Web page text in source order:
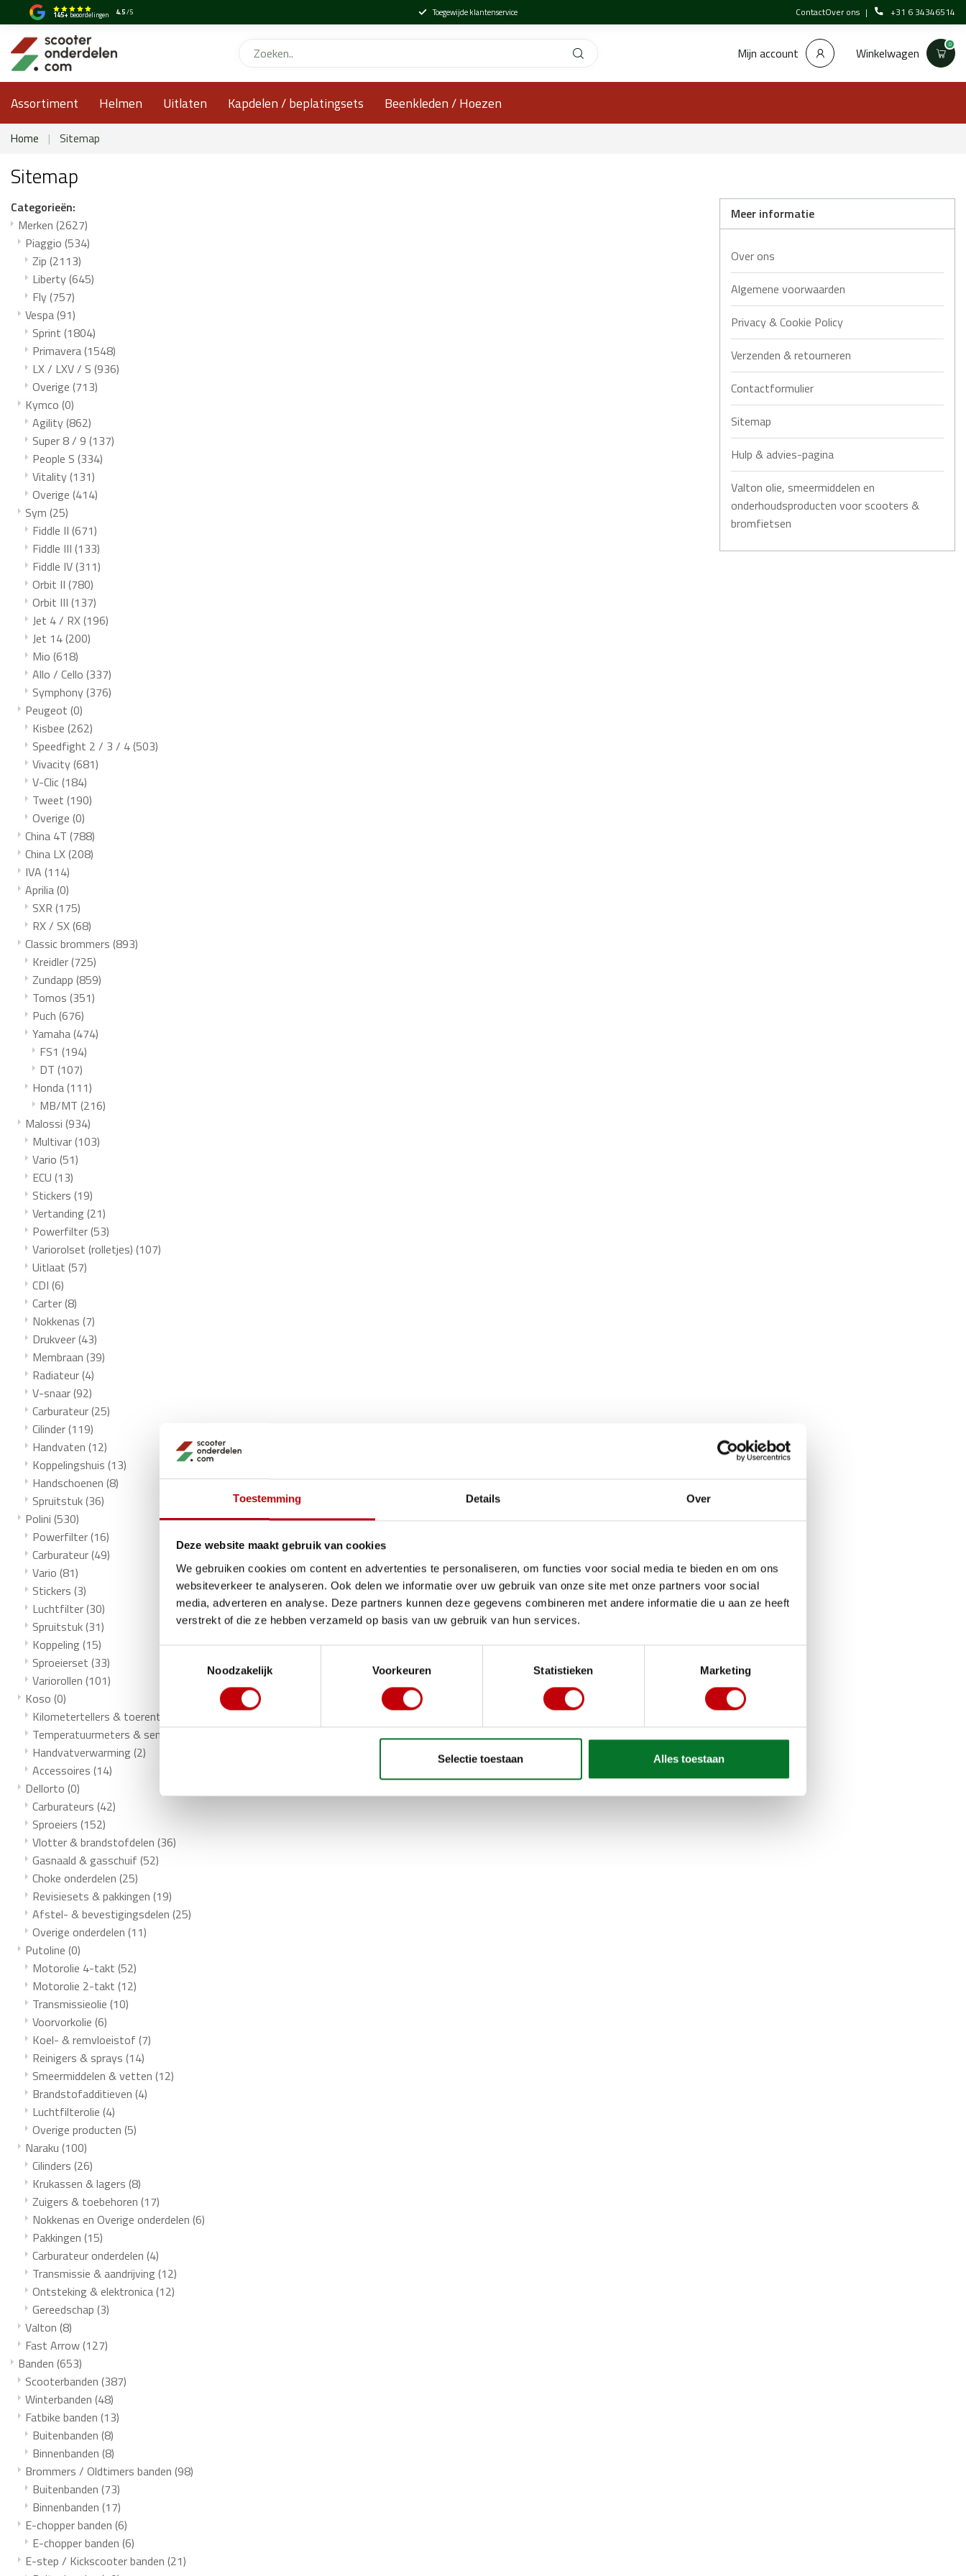
Toestemming Details Over
Deze website maakt gebruik van cookies
We gebruiken cookies om content en advertenties te personaliseren, om functies voor social media te bieden en om ons
websiteverkeer te analyseren. Ook delen we informatie over uw gebruik van onze site met onze partners voor social
media, adverteren en analyse. Deze partners kunnen deze gegevens combineren met andere informatie die u aan ze heeft
verstrekt of die ze hebben verzameld op basis van uw gebruik van hun services.
Noodzakelijk
Voorkeuren Statistieken Marketing
Selectie toestaan Alles toestaan
145+ beoordelingen 4.5/5 Toegewijde klantenservice ContactOver ons +31 6 34346514
Mijn account Winkelwagen 0
Assortiment Helmen Uitlaten Kapdelen / beplatingsets Beenkleden / Hoezen
Home | Sitemap
Sitemap
Categorieën:
Merken (2627)
Piaggio (534)
Zip (2113)
Liberty(645)
Fly(757)
Vespa(91)
Sprint (1804)
Primavera(1548)
LX / LXV / S (936)
Overige (713)
Kymco (0)
Agility(862)
Super 8 / 9 (137)
People S (334)
Vitality(131)
Overige (414)
Sym (25)
Fiddle II (671)
Fiddle III (133)
Fiddle IV(311)
Orbit II (780)
Orbit III (137)
Jet 4 / RX(196)
Jet 14(200)
Mio (618)
Allo / Cello (337)
Symphony(376)
Peugeot (0)
Kisbee (262)
Speedfight 2 / 3 / 4(503)
Vivacity(681)
V-Clic(184)
Tweet (190)
Overige (0)
China 4T (788)
China LX(208)
IVA (114)
Aprilia(0)
SXR (175)
RX / SX(68)
Classic brommers (893)
Kreidler(725)
Zundapp (859)
Tomos (351)
Puch (676)
Yamaha(474)
FS1 (194)
DT (107)
Honda(111)
MB/MT (216)
Malossi (934)
Multivar(103)
Vario (51)
ECU (13)
Stickers (19)
Vertanding (21)
Powerfilter(53)
Variorolset (rolletjes) (107)
Uitlaat (57)
CDI (6)
Carter(8)
Nokkenas (7)
Drukveer(43)
Membraan (39)
Radiateur(4)
V-snaar(92)
Carburateur(25)
Cilinder(119)
Handvaten (12)
Koppelingshuis (13)
Handschoenen (8)
Spruitstuk(36)
Polini (530)
Powerfilter(16)
Carburateur(49)
Vario (81)
Stickers (3)
Luchtfilter(30)
Spruitstuk(31)
Koppeling (15)
Sproeierset (33)
Variorollen (101)
Koso (0)
Kilometertellers & toerentellers
Temperatuurmeters & sensoren
Handvatverwarming (2)
Accessoires (14)
Dellorto (0)
Carburateurs (42)
Sproeiers (152)
Vlotter & brandstofdelen (36)
Gasnaald & gasschuif (52)
Choke onderdelen (25)
Revisiesets & pakkingen (19)
Afstel- & bevestigingsdelen (25)
Overige onderdelen (11)
Putoline (0)
Motorolie 4-takt (52)
Motorolie 2-takt (12)
Transmissieolie (10)
Voorvorkolie (6)
Koel- & remvloeistof (7)
Reinigers & sprays (14)
Smeermiddelen & vetten (12)
Brandstofadditieven (4)
Luchtfilterolie (4)
Overige producten (5)
Naraku (100)
Cilinders (26)
Krukassen & lagers (8)
Zuigers & toebehoren (17)
Nokkenas en Overige onderdelen (6)
Pakkingen (15)
Carburateur onderdelen (4)
Transmissie & aandrijving (12)
Ontsteking & elektronica(12)
Gereedschap (3)
Valton (8)
Fast Arrow(127)
Banden (653)
Scooterbanden (387)
Winterbanden (48)
Fatbike banden (13)
Buitenbanden (8)
Binnenbanden (8)
Brommers / Oldtimers banden (98)
Buitenbanden (73)
Binnenbanden (17)
E-chopper banden (6)
E-chopper banden (6)
E-step / Kickscooter banden (21)
Meer informatie
Over ons
Algemene voorwaarden
Privacy & Cookie Policy
Verzenden & retourneren
Contactformulier
Sitemap
Hulp & advies-pagina
Valton olie, smeermiddelen en
onderhoudsproducten voor scooters &
bromfietsen